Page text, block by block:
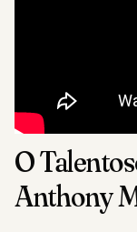
O
Anthony